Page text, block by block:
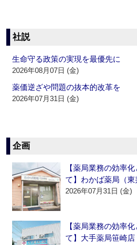
社説
生命守る政策の実現を最優先に
2026年08月07日 (金)
薬価逆ざや問題の抜本的改革を
2026年07月31日 (金)
企画
【薬局業務の効率
て】わかば薬局（東
2026年07月31日 (金)
【薬局業務の効率
て】大手薬局笹崎